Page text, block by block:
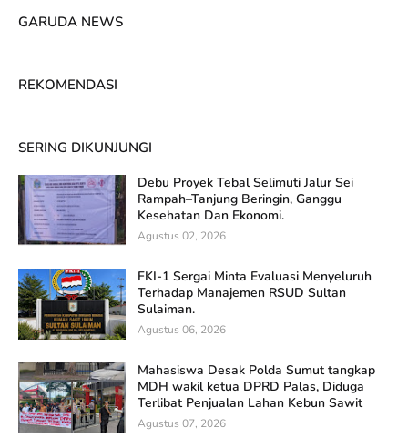
GARUDA NEWS
REKOMENDASI
SERING DIKUNJUNGI
Debu Proyek Tebal Selimuti Jalur Sei
Rampah–Tanjung Beringin, Ganggu
Kesehatan Dan Ekonomi.
Agustus 02, 2026
FKI-1 Sergai Minta Evaluasi Menyeluruh
Terhadap Manajemen RSUD Sultan
Sulaiman.
Agustus 06, 2026
Mahasiswa Desak Polda Sumut tangkap
MDH wakil ketua DPRD Palas, Diduga
Terlibat Penjualan Lahan Kebun Sawit
Agustus 07, 2026